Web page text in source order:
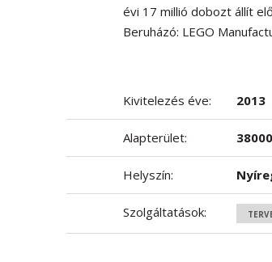
évi 17 millió dobozt állít
Beruházó: LEGO
Kivitelezés éve: 2013
Alapterület:
Helyszín:
Szolgáltatások: